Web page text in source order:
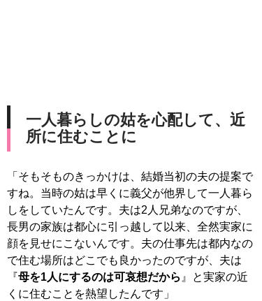
一人暮らしの姑を心配して、近
所に住むことに
「そもそものきっかけは、結婚当初の夫の提案で
すね。当時の姑は早くに義父が他界して一人暮ら
しをしていたんです。夫は2人兄弟なのですが、
長男の家族は都心に引っ越して以来、全然実家に
顔を見せにこないんです。夫の仕事先は都内なの
で住む場所はどこでも良かったのですが、夫は
『母を1人にするのは可哀想だから 』と実家の近
くに住むことを熱望したんです」